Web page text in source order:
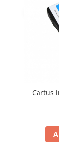
Cartus